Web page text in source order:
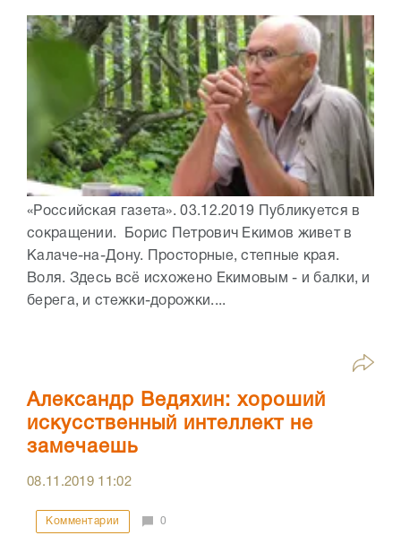
«Российская газета». 03.12.2019 Публикуется в
сокращении. Борис Петрович Екимов живет в
Калаче-на-Дону. Просторные, степные края.
Воля. Здесь всё исхожено Екимовым - и балки, и
берега, и стежки-дорожки....
Александр Ведяхин: хороший
искусственный интеллект не
замечаешь
08.11.2019 11:02
Комментарии 0